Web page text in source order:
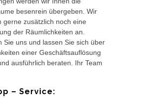
besenrein übergeben. Wir
gerne zusätzlich noch eine
der Räumlichkeiten an.
Sie uns und lassen Sie sich über
einer Geschäftsauflösung
ausführlich beraten. Ihr Team
– Service: